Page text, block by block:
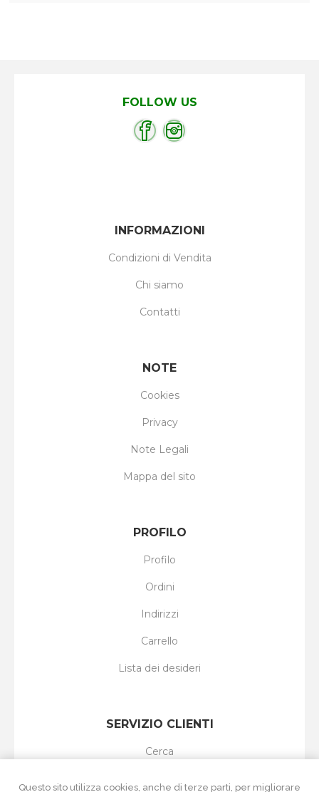
FOLLOW US
INFORMAZIONI
Condizioni di Vendita
Chi siamo
Contatti
NOTE
Cookies
Privacy
Note Legali
Mappa del sito
PROFILO
Profilo
Ordini
Indirizzi
Carrello
Lista dei desideri
SERVIZIO CLIENTI
Cerca
Questo sito utilizza cookies, anche di terze parti, per migliorare